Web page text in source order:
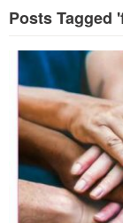
Posts Tagged